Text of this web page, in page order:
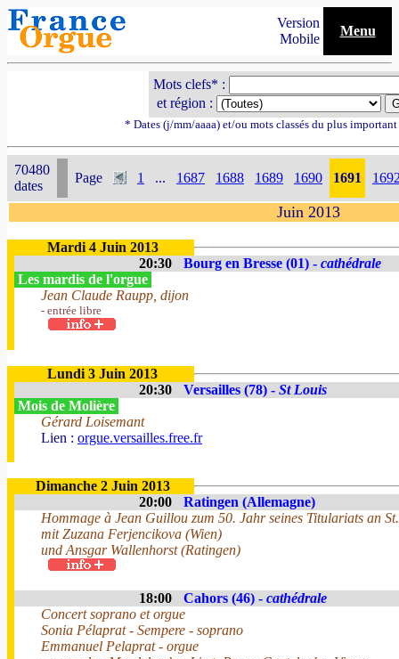
Version
Mobile
Menu
Mots clefs* :
et région :
* Dates (j/mm/aaaa) et/ou mots classés du plus
70480
dates
Page 1 ... 1687 1688 1689 1690 1691
Juin 2013
Mardi 4 Juin 2013
20:30
Bourg en Bresse (01) - cathédrale
Les mardis de l'orgue
Jean Claude Raupp, dijon
- entrée libre
Lundi 3 Juin 2013
20:30
Versailles (78) - St Louis
Mois de Molière
Gérard Loisemant
Lien : orgue.versailles.free.fr
Dimanche 2 Juin 2013
20:00
Ratingen (Allemagne)
Hommage à Jean Guillou zum 50. Jahr seines Titulariats an
mit Zuzana Ferjencikova (Wien)
und Ansgar Wallenhorst (Ratingen)
18:00 Cahors (46) - cathédrale
Concert soprano et orgue
Sonia Pélaprat - Sempere - soprano
Emmanuel Pelaprat - orgue